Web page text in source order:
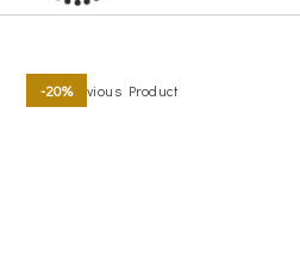
-20%Previous Product